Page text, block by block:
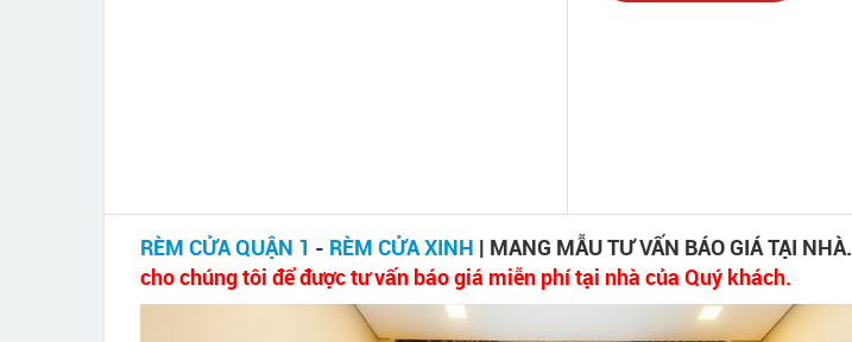
RÈM CỬA QUẬN 1 - RÈM CỬA XINH | MANG MẪU TƯ VẤN BÁO GIÁ TẠI NHÀ.
cho chúng tôi để được tư vấn báo giá miễn phí tại nhà của Quý khách.